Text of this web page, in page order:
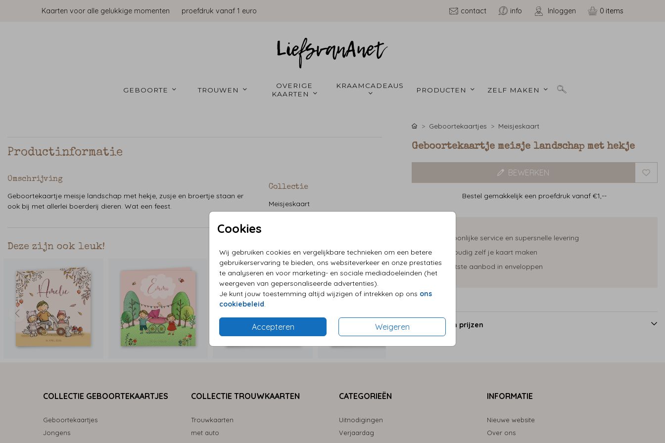
Kaarten voor alle gelukkige momenten proefdruk vanaf 1 euro contact info Inloggen 0
GEBOORTE TROUWEN
OVERIGE
KAARTEN
PRODUCTEN ZELF MAKEN
Cookies
Wij gebruiken cookies en vergelijkbare technieken om een betere
gebruikerservaring te bieden, ons websiteverkeer en onze prestaties
te analyseren en voor marketing- en sociale mediadoeleinden (het
weergeven van gepersonaliseerde advertenties).
Je kunt jouw toestemming altijd wijzigen of intrekken op ons ons
cookiebeleid
Accepteren Weigeren
Productinformatie
Omschrijving
Geboortekaartje meisje landschap met hekje, zusje en broertje staan er
ook bij met allerlei boerderij dieren. Wat een feest.
Collectie
Meisjeskaart
Deze zijn ook leuk!
Geboortekaartjes Meisjeskaart
Geboortekaartje meisje landschap met hekje
BEWERKEN
Bestel gemakkelijk een proefdruk vanaf €1,--
Persoonlijke service en supersnelle levering
Eenvoudig zelf je kaart maken
Grootste aanbod in enveloppen
Formaten en prijzen
COLLECTIE GEBOORTEKAARTJES
Geboortekaartjes
Jongens
COLLECTIE TROUWKAARTEN
Trouwkaarten
met auto
CATEGORIEËN
Uitnodigingen
Verjaardag
INFORMATIE
Nieuwe website
Over ons